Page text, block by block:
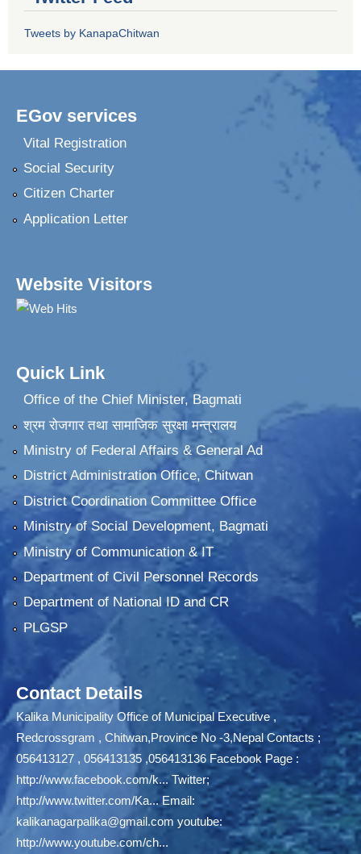
Tweets by KanapaChitwan
EGov services
Vital Registration
Social Security
Citizen Charter
Application Letter
Website Visitors
Quick Link
Office of the Chief Minister, Bagmati
श्रम रोजगार तथा सामाजिक सुरक्षा मन्त्रालय
Ministry of Federal Affairs & General Ad
District Administration Office, Chitwan
District Coordination Committee Office
Ministry of Social Development, Bagmati
Ministry of Communication & IT
Department of Civil Personnel Records
Department of National ID and CR
PLGSP
Contact Details
Kalika Municipality Office of Municipal Executive ,
Redcrossgram , Chitwan,Province No -3,Nepal Contacts ;
056413127 , 056413135 ,056413136 Facebook Page :
http://www.facebook.com/k...Twitter;
http://www.twitter.com/Ka...Email:
kalikanagarpalika@gmail.com youtube:
http://www.youtube.com/ch...